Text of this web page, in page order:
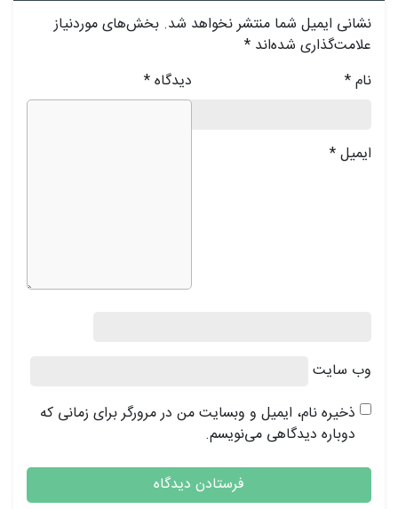
نشانی ایمیل شما منتشر نخواهد شد. بخش‌های موردنیاز
علامت‌گذاری شده‌اند *
دیدگاه* نام*
ایمیل*
وب‌ سایت
ذخیره نام، ایمیل و وبسایت من در مرورگر برای زمانی که
دوباره دیدگاهی می‌نویسم.